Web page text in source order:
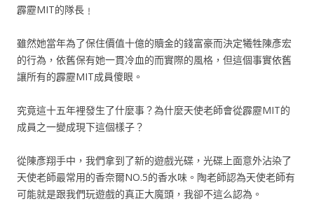
霹靂MIT的隊長﹗
雖然她當年為了保住價值十億的贖金的錢富豪而決定犧牲陳彥宏
的行為，依舊保有她一貫冷血的而實際的風格，但這個事實依舊
讓所有的霹靂MIT成員傻眼。
究竟這十五年裡發生了什麼事？為什麼天使老師會從霹靂MIT的
成員之一變成現下這個樣子？
從陳彥翔手中，我們拿到了新的遊戲光碟，光碟上面意外沾染了
天使老師最常用的香奈爾NO.5的香水味。陶老師認為天使老師有
可能就是跟我們玩遊戲的真正大魔頭，我卻不這么認為。